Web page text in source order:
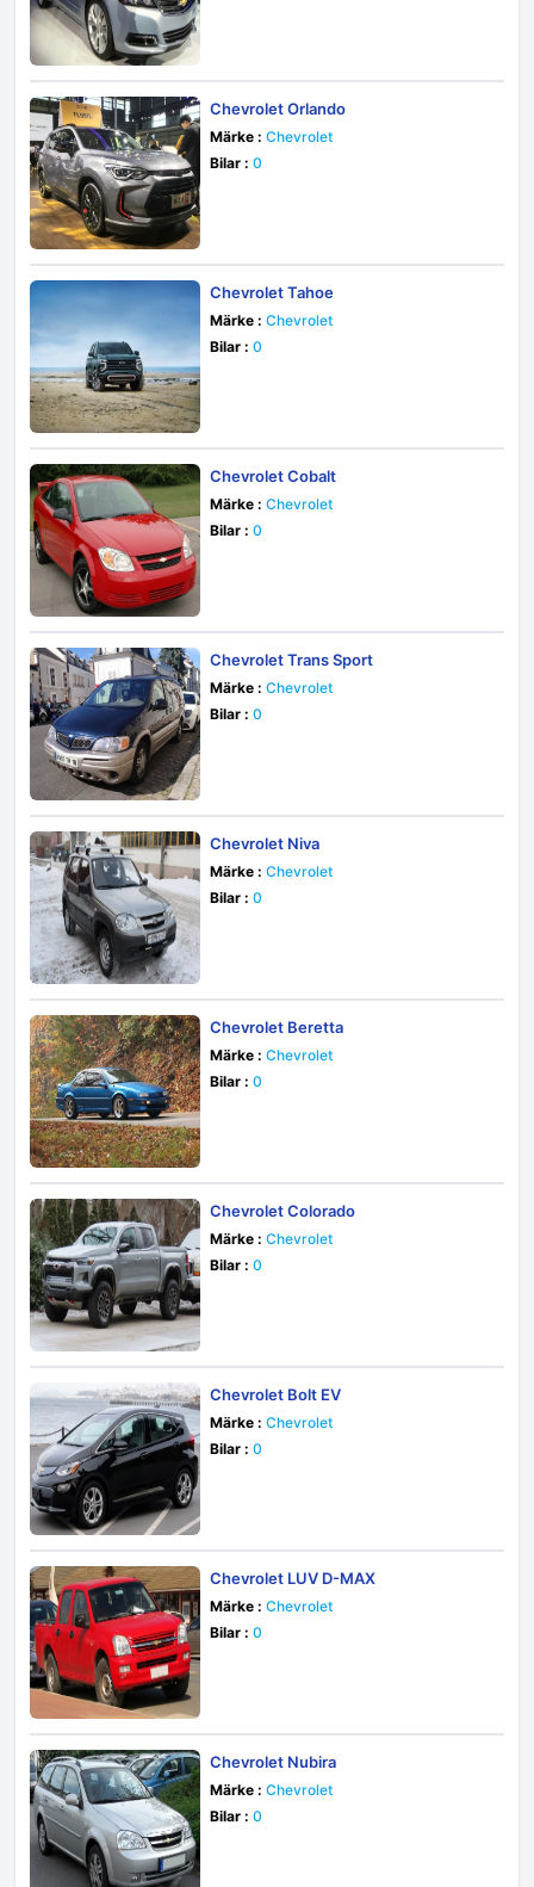
Chevrolet Orlando
Märke : Chevrolet
Bilar : 0
Chevrolet Tahoe
Märke : Chevrolet
Bilar : 0
Chevrolet Cobalt
Märke : Chevrolet
Bilar : 0
Chevrolet Trans Sport
Märke : Chevrolet
Bilar : 0
Chevrolet Niva
Märke : Chevrolet
Bilar : 0
Chevrolet Beretta
Märke : Chevrolet
Bilar : 0
Chevrolet Colorado
Märke : Chevrolet
Bilar : 0
Chevrolet Bolt EV
Märke : Chevrolet
Bilar : 0
Chevrolet LUV D-MAX
Märke : Chevrolet
Bilar : 0
Chevrolet Nubira
Märke : Chevrolet
Bilar : 0